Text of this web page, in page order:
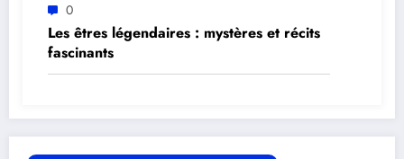
0
Les êtres légendaires : mystères et récits
fascinants